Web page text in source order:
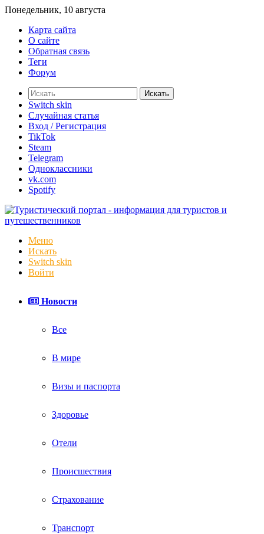
Понедельник, 10 августа
Карта сайта
О сайте
Обратная связь
Теги
Форум
Искать
Switch skin
Случайная статья
Вход / Регистрация
TikTok
Steam
Telegram
Одноклассники
vk.com
Spotify
Меню
Искать
Switch skin
Войти
Новости
Все
В мире
Визы и паспорта
Здоровье
Отели
Происшествия
Страхование
Транспорт